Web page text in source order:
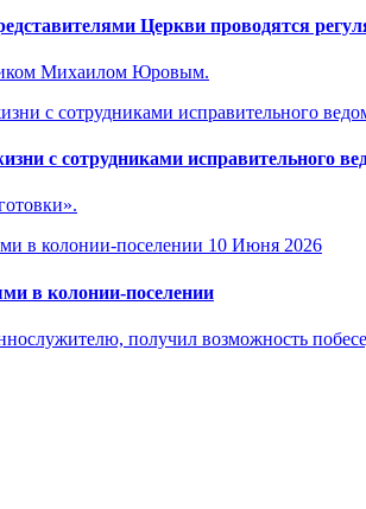
Церкви проводятся
Михаилом Юровым.
с сотрудниками исправительного
10 Июня 2026
в колонии-поселении
получил возможность